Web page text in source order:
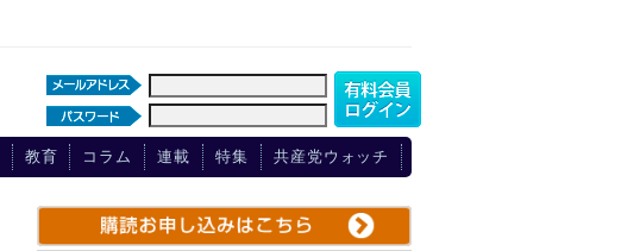
教育 コラム 連載 特集 共産党ウォッチ